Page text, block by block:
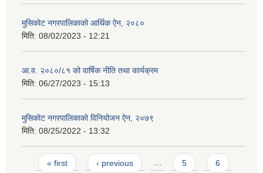
मुसिकोट नगरपालिकाको आर्थिक ऐन, २०८०
मिति: 08/02/2023 - 12:21
आ.व. २०८०/८१ को वार्षिक नीति तथा कार्यक्रम
मिति: 06/27/2023 - 15:13
मुसिकोट नगरपालिकाको विनियोजन ऐन, २०७९
मिति: 08/25/2022 - 13:32
Pages
« first ‹ previous … 5 6